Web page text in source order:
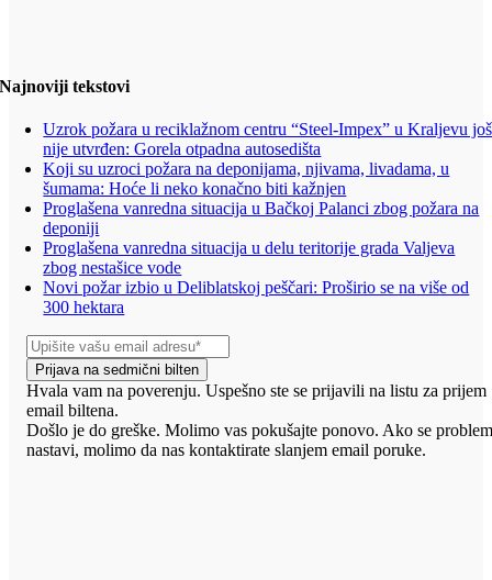
Najnoviji tekstovi
Uzrok požara u reciklažnom centru “Steel-Impex” u Kraljevu još
nije utvrđen: Gorela otpadna autosedišta
Koji su uzroci požara na deponijama, njivama, livadama, u
šumama: Hoće li neko konačno biti kažnjen
Proglašena vanredna situacija u Bačkoj Palanci zbog požara na
deponiji
Proglašena vanredna situacija u delu teritorije grada Valjeva
zbog nestašice vode
Novi požar izbio u Deliblatskoj peščari: Proširio se na više od
300 hektara
Prijava na sedmični bilten
Hvala vam na poverenju. Uspešno ste se prijavili na listu za prijem
email biltena.
Došlo je do greške. Molimo vas pokušajte ponovo. Ako se
nastavi, molimo da nas kontaktirate slanjem email poruke.